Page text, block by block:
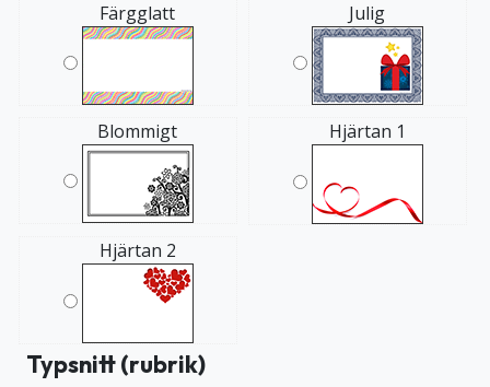
Färgglatt Julig
Blommigt Hjärtan 1
Hjärtan 2
Typsnitt (rubrik)